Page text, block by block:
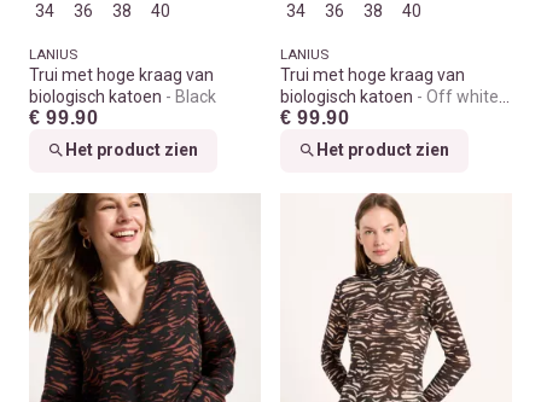
34 36 38 40
LANIUS
Trui met hoge kraag van
biologisch katoen
Black
€ 99.90
Het product zien
34 36 38 40
LANIUS
Trui met hoge kraag van
biologisch katoen
Off white
melange
€ 99.90
Het product zien